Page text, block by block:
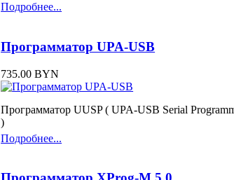
Подробнее...
Программатор UPA-USB
735.00 BYN
Программатор UUSP ( UPA-USB Serial
)
Подробнее...